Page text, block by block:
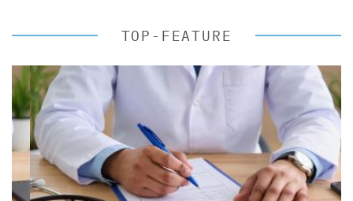
TOP-FEATURE